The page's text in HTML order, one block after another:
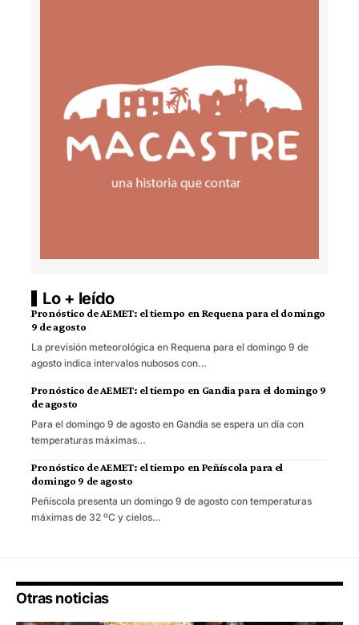
Lo + leído
Pronóstico de AEMET: el tiempo en Requena para el domingo
9 de agosto
La previsión meteorológica en Requena para el domingo 9 de
agosto indica intervalos nubosos con…
Pronóstico de AEMET: el tiempo en Gandia para el domingo 9
de agosto
Para el domingo 9 de agosto en Gandia se espera un día con
temperaturas máximas…
Pronóstico de AEMET: el tiempo en Peñíscola para el
domingo 9 de agosto
Peñíscola presenta un domingo 9 de agosto con temperaturas
máximas de 32 ºC y cielos…
Otras noticias